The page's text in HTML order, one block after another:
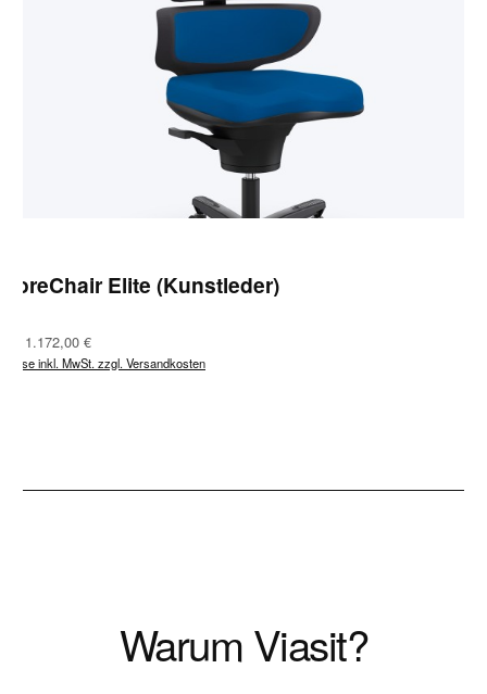
CoreChair Elite (Kunstleder)
Regulärer Preis:
1.172,00 €
Preise inkl. MwSt. zzgl. Versandkosten
Warum Viasit?